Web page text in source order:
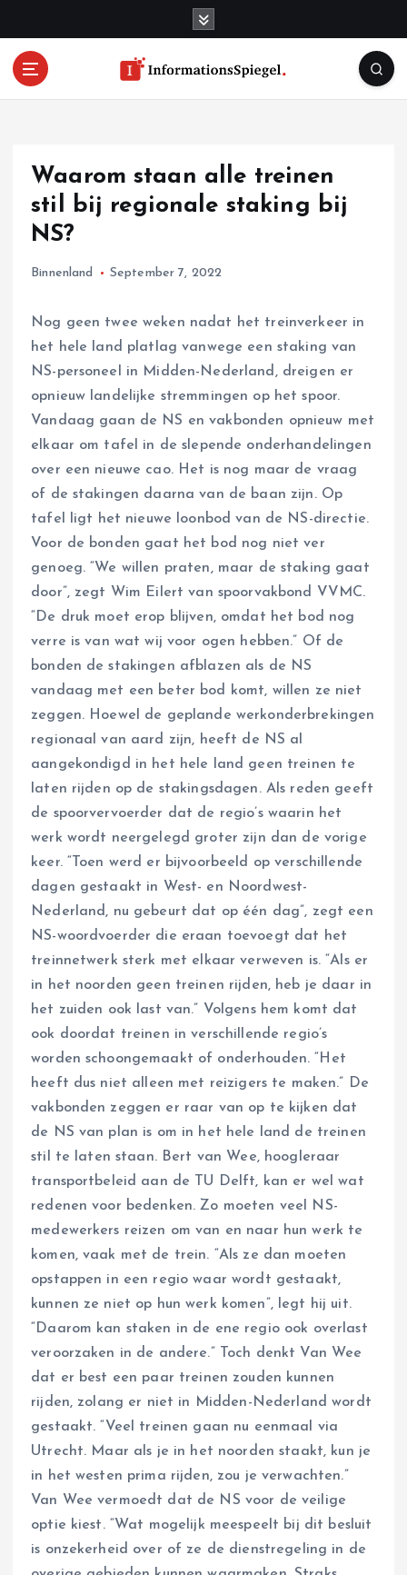
Waarom staan alle treinen
stil bij regionale staking bij
NS?
Binnenland September 7, 2022
Nog geen twee weken nadat het treinverkeer in
het hele land platlag vanwege een staking van
NS-personeel in Midden-Nederland, dreigen er
opnieuw landelijke stremmingen op het spoor.
Vandaag gaan de NS en vakbonden opnieuw met
elkaar om tafel in de slepende onderhandelingen
over een nieuwe cao. Het is nog maar de vraag
of de stakingen daarna van de baan zijn. Op
tafel ligt het nieuwe loonbod van de NS-directie.
Voor de bonden gaat het bod nog niet ver
genoeg. “We willen praten, maar de staking gaat
door”, zegt Wim Eilert van spoorvakbond VVMC.
“De druk moet erop blijven, omdat het bod nog
verre is van wat wij voor ogen hebben.” Of de
bonden de stakingen afblazen als de NS
vandaag met een beter bod komt, willen ze niet
zeggen. Hoewel de geplande werkonderbrekingen
regionaal van aard zijn, heeft de NS al
aangekondigd in het hele land geen treinen te
laten rijden op de stakingsdagen. Als reden geeft
de spoorvervoerder dat de regio’s waarin het
werk wordt neergelegd groter zijn dan de vorige
keer. “Toen werd er bijvoorbeeld op verschillende
dagen gestaakt in West- en Noordwest-
Nederland, nu gebeurt dat op één dag”, zegt een
NS-woordvoerder die eraan toevoegt dat het
treinnetwerk sterk met elkaar verweven is. “Als er
in het noorden geen treinen rijden, heb je daar in
het zuiden ook last van.” Volgens hem komt dat
ook doordat treinen in verschillende regio’s
worden schoongemaakt of onderhouden. “Het
heeft dus niet alleen met reizigers te maken.” De
vakbonden zeggen er raar van op te kijken dat
de NS van plan is om in het hele land de treinen
stil te laten staan. Bert van Wee, hoogleraar
transportbeleid aan de TU Delft, kan er wel wat
redenen voor bedenken. Zo moeten veel NS-
medewerkers reizen om van en naar hun werk te
komen, vaak met de trein. “Als ze dan moeten
opstappen in een regio waar wordt gestaakt,
kunnen ze niet op hun werk komen”, legt hij uit.
“Daarom kan staken in de ene regio ook overlast
veroorzaken in de andere.” Toch denkt Van Wee
dat er best een paar treinen zouden kunnen
rijden, zolang er niet in Midden-Nederland wordt
gestaakt. “Veel treinen gaan nu eenmaal via
Utrecht. Maar als je in het noorden staakt, kun je
in het westen prima rijden, zou je verwachten.”
Van Wee vermoedt dat de NS voor de veilige
optie kiest. “Wat mogelijk meespeelt bij dit besluit
is onzekerheid over of ze de dienstregeling in de